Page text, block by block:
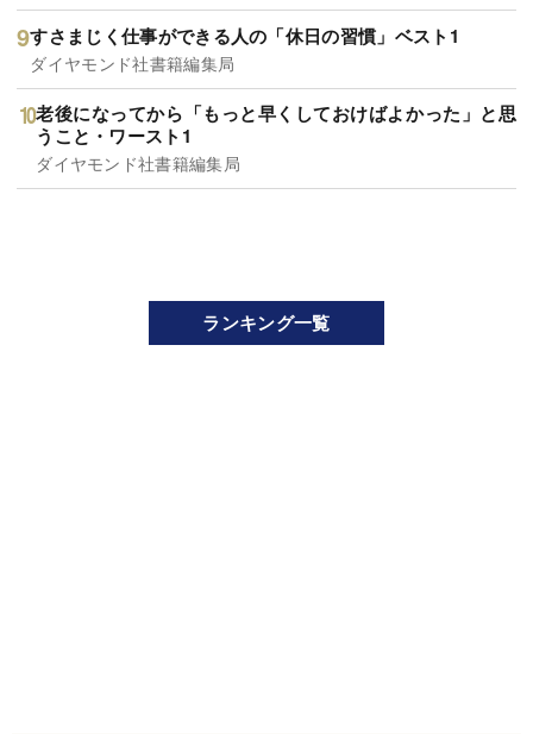
すさまじく仕事ができる人の「休日の習慣」ベスト1
ダイヤモンド社書籍編集局
老後になってから「もっと早くしておけばよかった」と思
うこと・ワースト1
ダイヤモンド社書籍編集局
ランキング一覧